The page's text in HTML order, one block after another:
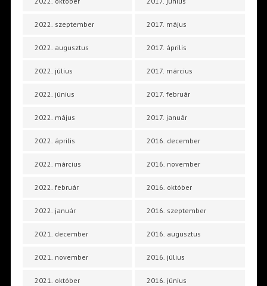
2022. szeptember
2022. augusztus
2022. július
2022. június
2022. május
2022. április
2022. március
2022. február
2022. január
2021. december
2021. november
2021. október
2017. május
2017. április
2017. március
2017. február
2017. január
2016. december
2016. november
2016. október
2016. szeptember
2016. augusztus
2016. július
2016. június